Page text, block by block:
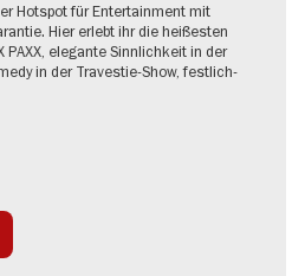
Hotspot für Entertainment mit
Hier erlebt ihr die heißesten
PAXX, elegante Sinnlichkeit in der
in der Travestie-Show, festlich-